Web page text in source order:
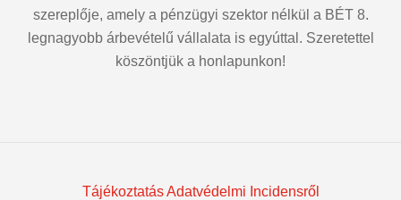
szereplője, amely a pénzügyi szektor nélkül a BÉT 8.
legnagyobb árbevételű vállalata is egyúttal. Szeretettel
köszöntjük a honlapunkon!
Tájékoztatás Adatvédelmi Incidensről